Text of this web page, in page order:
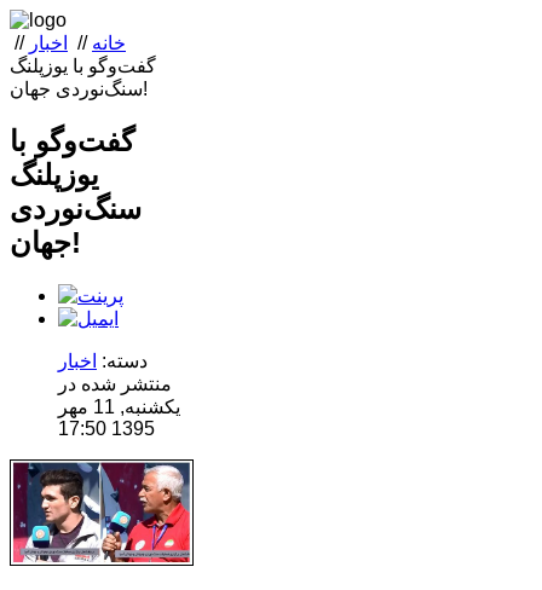
خانه // اخبار //
گفت‌وگو با یوزپلنگ
سنگ‌نوردی جهان!‌
گفت‌وگو با
یوزپلنگ
سنگ‌نوردی
جهان!‌
دسته: اخبار
منتشر شده در
یکشنبه, 11 مهر
1395 17:50